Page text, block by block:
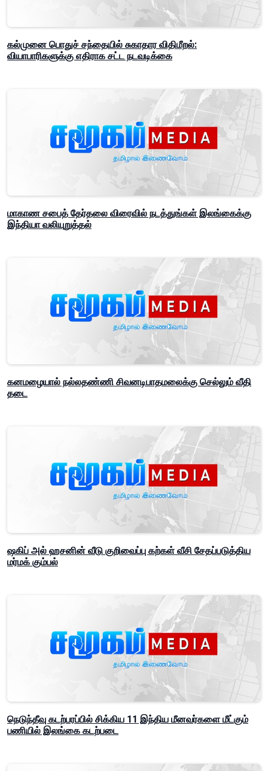
கல்முனை பொதுச் சந்தையில் சுகாதார விதிமீறல்:
வியாபாரிகளுக்கு எதிராக சட்ட நடவடிக்கை
மாகாண சபைத் தேர்தலை விரைவில் நடத்துங்கள் இலங்கைக்கு
இந்தியா வலியுறுத்தல்
கனமழையால் நல்லதண்ணி சிவனடிபாதமலைக்கு செல்லும் வீதி
தடை
ஷகிப் அல் ஹசனின் வீடு குறிவைப்பு கற்கள் வீசி சேதப்படுத்திய
மர்மக் கும்பல்
நெடுந்தீவு கடற்பரப்பில் சிக்கிய 11 இந்திய மீனவர்களை மீட்கும்
பணியில் இலங்கை கடற்படை